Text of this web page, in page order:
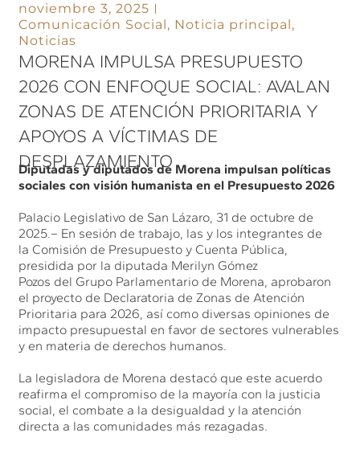
noviembre 3, 2025
Comunicación Social, Noticia principal,
Noticias
MORENA IMPULSA PRESUPUESTO
2026 CON ENFOQUE SOCIAL: AVALAN
ZONAS DE ATENCIÓN PRIORITARIA Y
APOYOS A VÍCTIMAS DE
DESPLAZAMIENTO
Diputadas y diputados de Morena impulsan políticas
sociales con visión humanista en el Presupuesto 2026
Palacio Legislativo de San Lázaro, 31 de octubre de
2025.– En sesión de trabajo, las y los integrantes de
la Comisión de Presupuesto y Cuenta Pública,
presidida por la diputada Merilyn Gómez
Pozos del Grupo Parlamentario de Morena, aprobaron
el proyecto de Declaratoria de Zonas de Atención
Prioritaria para 2026, así como diversas opiniones de
impacto presupuestal en favor de sectores vulnerables
y en materia de derechos humanos.
La legisladora de Morena destacó que este acuerdo
reafirma el compromiso de la mayoría con la justicia
social, el combate a la desigualdad y la atención
directa a las comunidades más rezagadas.